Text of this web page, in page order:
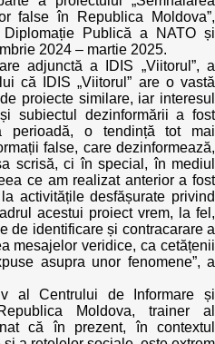
false în Republica Moldova”,
Publică a NATO și
2024 – martie 2025.
adjunctă a IDIS „Viitorul”, a
că IDIS „Viitorul” are o vastă
proiecte similare, iar interesul
subiectul dezinformării a fost
perioadă, o tendință tot mai
false, care dezinformează,
scrisă, ci în special, în mediul
ce am realizat anterior a fost
activitățile desfășurate privind
acestui proiect vrem, la fel,
de identificare și contracarare a
mesajelor veridice, ca cetățenii
asupra unor fenomene”, a
al Centrului de Informare și
Moldova, trainer al
că în prezent, în contextul